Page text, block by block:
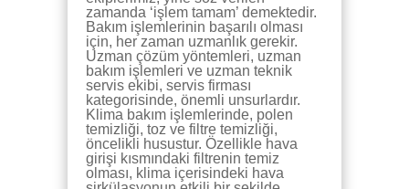
zamanda ‘işlem tamam’ demektedir.
Bakım işlemlerinin başarılı olması
için, her zaman uzmanlık gerekir.
Uzman çözüm yöntemleri, uzman
bakım işlemleri ve uzman teknik
servis ekibi, servis firması
kategorisinde, önemli unsurlardır.
Klima bakım işlemlerinde, polen
temizliği, toz ve filtre temizliği,
öncelikli husustur. Özellikle hava
girişi kısmındaki filtrenin temiz
olması, klima içerisindeki hava